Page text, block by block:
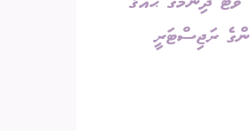
ރަޖިސްޓަރީ